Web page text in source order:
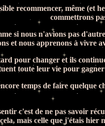
recommencer, même (et
commettrons
si nous n'avions pas
et nous apprenons à vivre
pour changer et ils
toute leur vie pour
temps de faire quelque
c'est de ne pas savoir
mais celle que j'étais hier